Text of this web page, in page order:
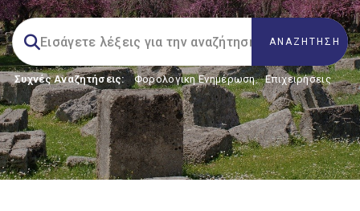
Συχνές Αναζητήσεις: Φορολογικη Ενημέρωση, Επιχειρήσεις